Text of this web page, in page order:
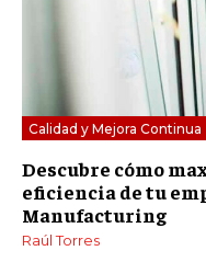
Calidad y Mejora Continua
Descubre cómo
eficiencia de tu
Manufacturing
Raúl Torres